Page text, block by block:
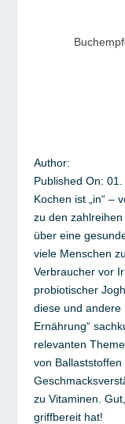
Author:
Published On: 01.
Kochen ist „in“ –
zu den
über eine
viele Menschen
Verbraucher vor
probiotischer
diese und andere
Ernährung“
relevanten
von
zu Vitaminen.
griffbereit hat!